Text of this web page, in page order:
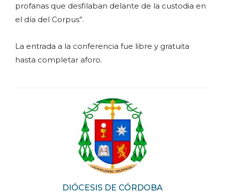
DIÓCESIS DE CÓRDOBA
profanas que desfilaban delante de la custodia en
el día del Corpus”.
La entrada a la conferencia fue libre y gratuita
hasta completar aforo.